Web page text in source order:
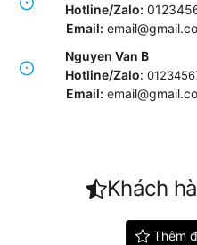
Hotline/Zalo:
Email:
Nguyen Van B
Hotline/Zalo:
Email: e
Khách
Thêm